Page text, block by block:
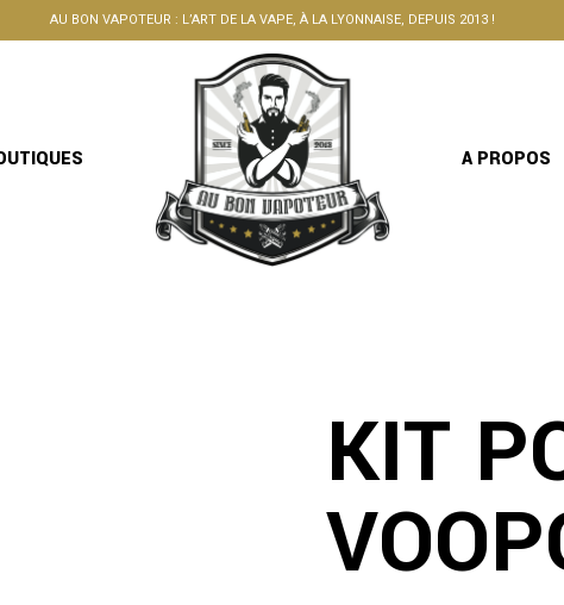
AU BON VAPOTEUR : L’ART DE LA VAPE, À LA LYONNAISE, DEPUIS 2013 !
A PROPOS
KIT